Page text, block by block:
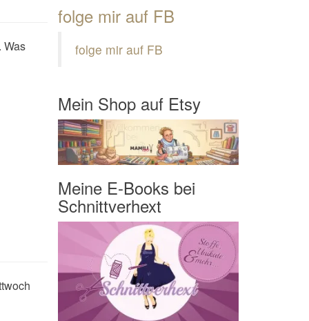
Was
folge mir auf FB
folge mir auf FB
Mein Shop auf Etsy
Meine E-Books bei
Schnittverhext